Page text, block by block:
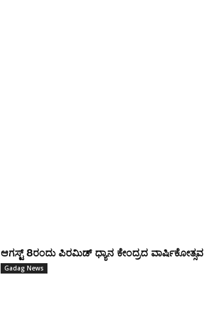
ಆಗಸ್ಟ್ 8ರಂದು ಪಿರಮಿಡ್ ಧ್ಯಾನ ಕೇಂದ್ರದ ವಾರ್ಷಿಕೋತ್ಸವ
Gadag News